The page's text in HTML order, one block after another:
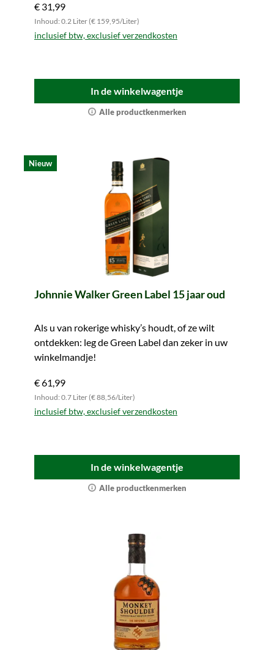
€ 31,99
Inhoud: 0.2 Liter (€ 159,95/Liter)
inclusief btw, exclusief verzendkosten
In de winkelwagentje
Alle productkenmerken
Nieuw
Johnnie Walker Green Label 15 jaar oud
Als u van rokerige whisky’s houdt, of ze wilt
ontdekken: leg de Green Label dan zeker in uw
winkelmandje!
€ 61,99
Inhoud: 0.7 Liter (€ 88,56/Liter)
inclusief btw, exclusief verzendkosten
In de winkelwagentje
Alle productkenmerken